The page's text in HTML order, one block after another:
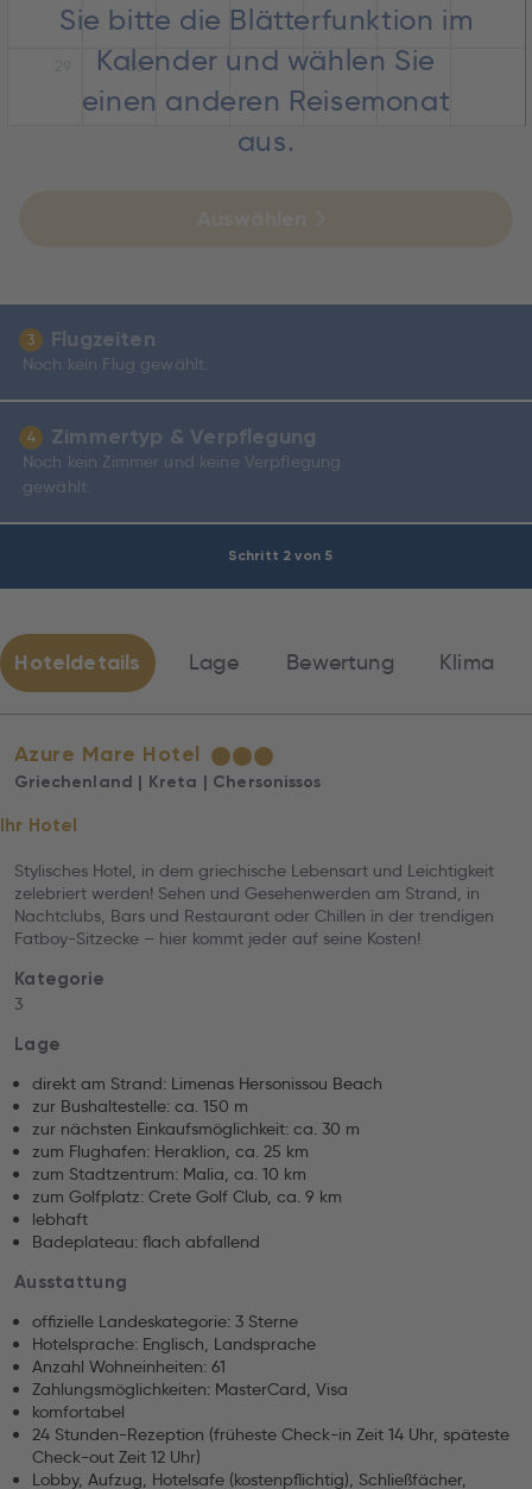
Schritt 2 von 5
Sie bitte die Blätterfunktion im
Kalender und wählen Sie
einen anderen Reisemonat
aus.
30
3 Flugzeiten
Noch kein Flug gewählt.
4 Zimmertyp & Verpflegung
Noch kein Zimmer und keine Verpflegung
gewählt.
Hoteldetails Lage Bewertung Klima
Azure Mare Hotel ★★★
Griechenland | Kreta | Chersonissos
Ihr Hotel
Stylisches Hotel, in dem griechische Lebensart und Leichtigkeit
zelebriert werden! Sehen und Gesehenwerden am Strand, in
Nachtclubs, Bars und Restaurant oder Chillen in der trendigen
Fatboy-Sitzecke – hier kommt jeder auf seine Kosten!
Kategorie
3
Lage
direkt am Strand: Limenas Hersonissou Beach
zur Bushaltestelle: ca. 150 m
zur nächsten Einkaufsmöglichkeit: ca. 30 m
zum Flughafen: Heraklion, ca. 25 km
zum Stadtzentrum: Malia, ca. 10 km
zum Golfplatz: Crete Golf Club, ca. 9 km
lebhaft
Badeplateau: flach abfallend
Ausstattung
offizielle Landeskategorie: 3 Sterne
Hotelsprache: Englisch, Landsprache
Anzahl Wohneinheiten: 61
Zahlungsmöglichkeiten: MasterCard, Visa
komfortabel
24 Stunden-Rezeption (früheste Check-in Zeit 14 Uhr, späteste
Check-out Zeit 12 Uhr)
Lobby, Aufzug, Hotelsafe (kostenpflichtig), Schließfächer,